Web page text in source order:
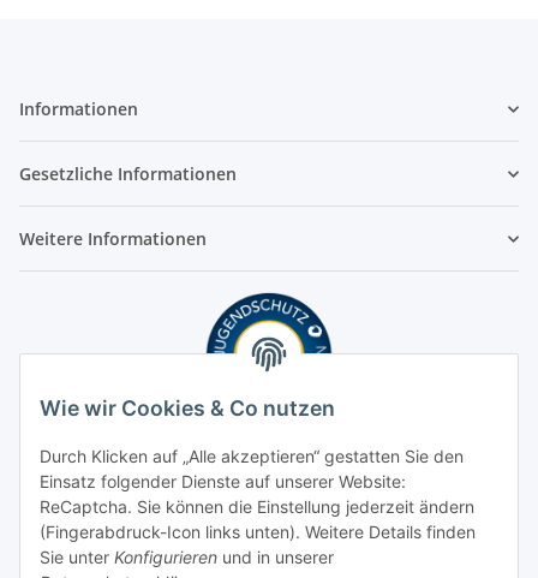
Informationen
Gesetzliche Informationen
Weitere Informationen
Wie wir Cookies & Co nutzen
Durch Klicken auf „Alle akzeptieren“ gestatten Sie den
Einsatz folgender Dienste auf unserer Website:
ReCaptcha. Sie können die Einstellung jederzeit ändern
(Fingerabdruck-Icon links unten). Weitere Details finden
Sie unter Konfigurieren und in unserer